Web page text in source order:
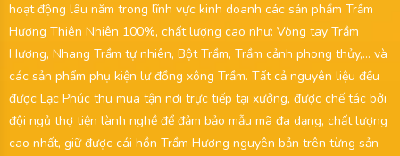
hoạt động lâu năm trong lĩnh vực kinh doanh các sản phẩm Trầm
Hương Thiên Nhiên 100%, chất lượng cao như: Vòng tay Trầm
Hương, Nhang Trầm tự nhiên, Bột Trầm, Trầm cảnh phong thủy,... và
các sản phẩm phụ kiện lư đồng xông Trầm. Tất cả nguyên liệu đều
được Lạc Phúc thu mua tận nơi trực tiếp tại xưởng, được chế tác bởi
đội ngủ thợ tiện lành nghề để đảm bảo mẫu mã đa dạng, chất lượng
cao nhất, giữ được cái hồn Trầm Hương nguyên bản trên từng sản